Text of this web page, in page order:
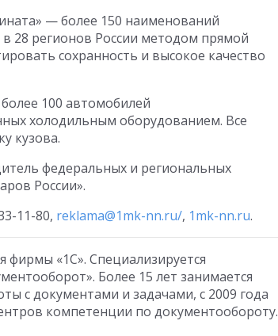
— более 150 наименований
28 регионов России методом прямой
сохранность и высокое качество
100 автомобилей
холодильным оборудованием. Все
кузова.
федеральных и региональных
России».
11-80, reklama@1mk-nn.ru/, 1mk-nn.ru.
фирмы «1С». Специализируется
Более 15 лет занимается
с документами и задачами, с 2009 года
компетенции по документообороту.